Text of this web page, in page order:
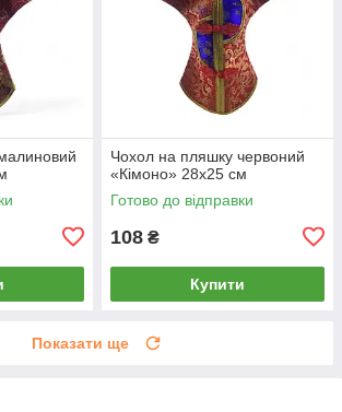
Чохол на пляшку червоний
«Кімоно» 28х25 см
Готово до відправки
108 ₴
Купити
Показати ще